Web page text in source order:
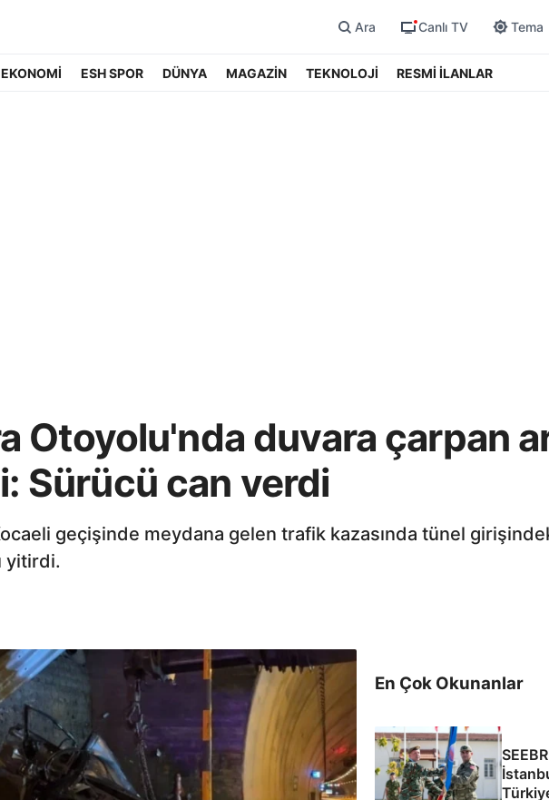
Ara Canlı TV Tema
EKONOMİ ESH SPOR DÜNYA MAGAZİN TEKNOLOJİ RESMİ İLANLAR
Otoyolu'nda duvara çarpan
Sürücü can verdi
geçişinde meydana gelen trafik kazasında tünel
yitirdi.
En Çok Okunanlar